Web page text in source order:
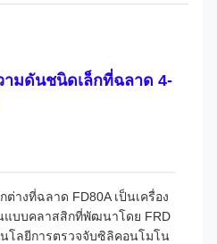
ามดันชนิดเล็กที่ฉลาด 4-
างที่ฉลาด FD80A เป็นเครื่อง
แบบคลาสสิกที่พัฒนาโดย FRD
โลยีการตรวจจับซิลิคอนโมโน